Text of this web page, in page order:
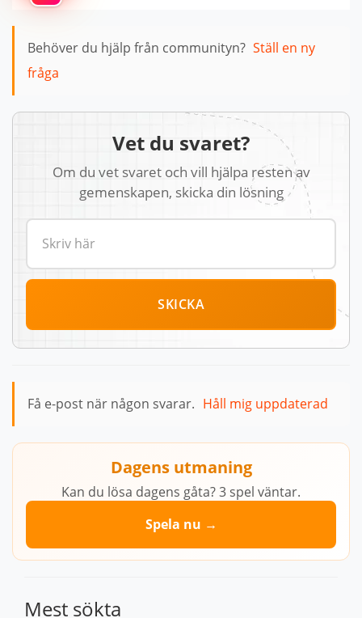
Behöver du hjälp från communityn? Ställ en ny
fråga
Vet du svaret?
Om du vet svaret och vill hjälpa resten av
gemenskapen, skicka din lösning
SKICKA
Få e-post när någon svarar. Håll mig uppdaterad
Dagens utmaning
Kan du lösa dagens gåta? 3 spel väntar.
Spela nu →
Mest sökta